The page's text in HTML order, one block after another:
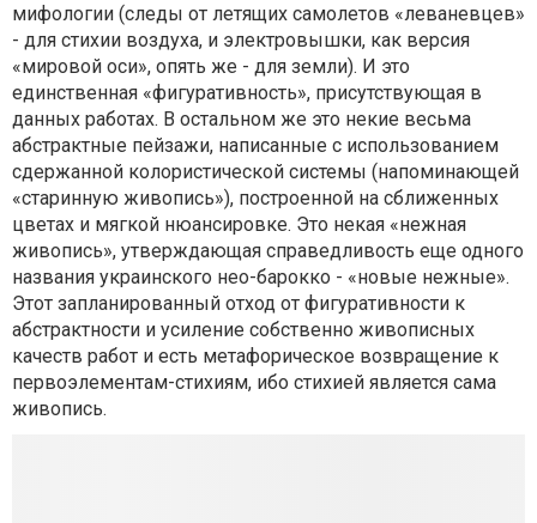
мифологии (следы от летящих самолетов «леваневцев»
- для стихии воздуха, и электровышки, как версия
«мировой оси», опять же - для земли). И это
единственная «фигуративность», присутствующая в
данных работах. В остальном же это некие весьма
абстрактные пейзажи, написанные с использованием
сдержанной колористической системы (напоминающей
«старинную живопись»), построенной на сближенных
цветах и мягкой нюансировке. Это некая «нежная
живопись», утверждающая справедливость еще одного
названия украинского нео-барокко - «новые нежные».
Этот запланированный отход от фигуративности к
абстрактности и усиление собственно живописных
качеств работ и есть метафорическое возвращение к
первоэлементам-стихиям, ибо стихией является сама
живопись.